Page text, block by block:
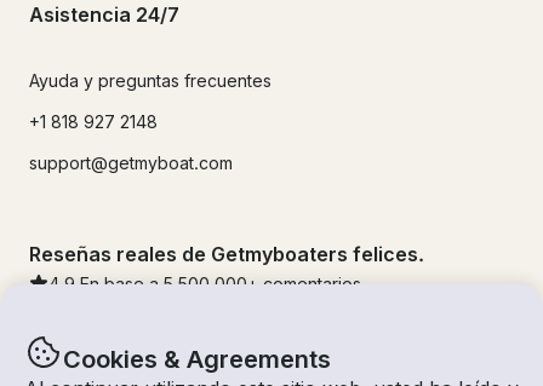
Cookies & Agreements
Asistencia 24/7
Ayuda y preguntas frecuentes
+1 818 927 2148
support@getmyboat.com
Reseñas reales de Getmyboaters felices.
4.9 En base a 5 500,000 + comentarios